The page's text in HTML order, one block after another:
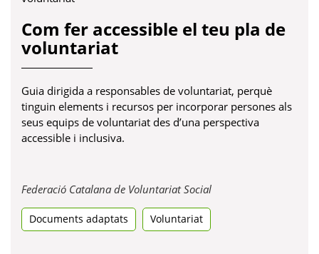
Com fer accessible el teu pla de
voluntariat
Guia dirigida a responsables de voluntariat, perquè
tinguin elements i recursos per incorporar persones als
seus equips de voluntariat des d’una perspectiva
accessible i inclusiva.
Federació Catalana de Voluntariat SocialObre
Documents adaptats Voluntariat